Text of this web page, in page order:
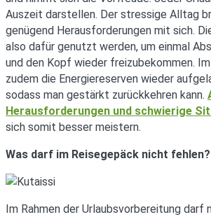
Auszeit darstellen. Der stressige Alltag
genügend Herausforderungen mit sich.
also dafür genutzt werden, um einmal
und den Kopf wieder freizubekommen.
zudem die Energiereserven wieder
sodass man gestärkt zurückkehren kann.
Herausforderungen und schwierige
sich somit besser meistern.
Was darf im Reisegepäck nicht fehlen?
Im Rahmen der Urlaubsvorbereitung darf